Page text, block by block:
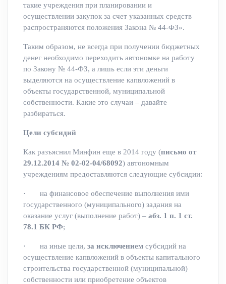
такие учреждения при планировании и
осуществлении закупок за счет указанных средств
распространяются положения Закона № 44-ФЗ».
Таким образом, не всегда при получении бюджетных
денег необходимо переходить автономке на работу
по Закону № 44-ФЗ, а лишь если эти деньги
выделяются на осуществление капвложений в
объекты государственной, муниципальной
собственности. Какие это случаи – давайте
разбираться.
Цели субсидий
Как разъяснил Минфин еще в 2014 году (письмо от
29.12.2014 № 02-02-04/68092) автономным
учреждениям предоставляются следующие субсидии:
· на финансовое обеспечение выполнения ими
государственного (муниципального) задания на
оказание услуг (выполнение работ) – абз. 1 п. 1 ст.
78.1 БК РФ;
· на иные цели, за исключением субсидий на
осуществление капвложений в объекты капитального
строительства государственной (муниципальной)
собственности или приобретение объектов